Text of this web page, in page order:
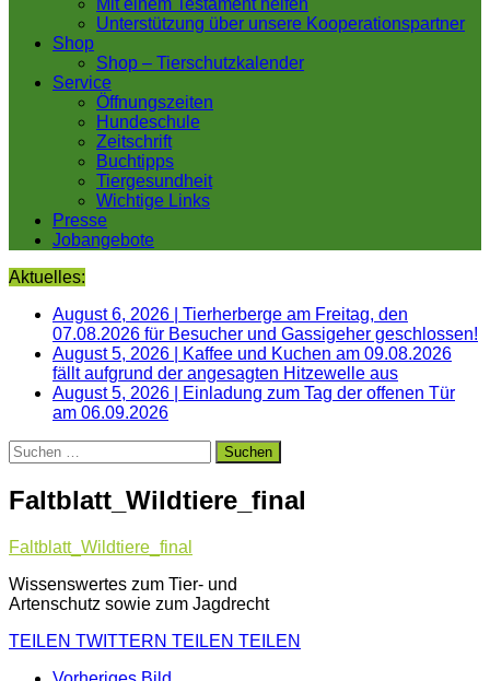
Unterstützung über unsere Kooperationspartner
Shop
Shop – Tierschutzkalender
Service
Öffnungszeiten
Hundeschule
Zeitschrift
Buchtipps
Tiergesundheit
Wichtige Links
Presse
Jobangebote
Aktuelles:
August 6, 2026
Tierherberge am Freitag, den
07.08.2026 für Besucher und Gassigeher geschlossen!
August 5, 2026
Kaffee und Kuchen am 09.08.2026
fällt aufgrund der angesagten Hitzewelle aus
August 5, 2026
Einladung zum Tag der offenen Tür
am 06.09.2026
Suchen
nach:
Faltblatt_Wildtiere_final
Faltblatt_Wildtiere_final
Wissenswertes zum Tier- und
Artenschutz sowie zum Jagdrecht
TEILEN TWITTERN TEILEN TEILEN